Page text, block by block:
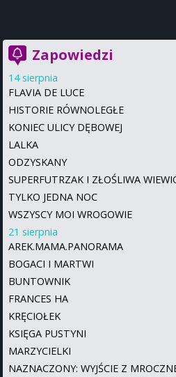
Zapowiedzi
14 sierpnia
FLAVIA DE LUCE
HISTORIE RÓWNOLEGŁE
KONIEC ULICY DĘBOWEJ
LALKA
ODZYSKANY
SUPERFUTRZAK I ZŁOŚLIWA
TYLKO JEDNA NOC
WSZYSCY MOI WROGOWIE
21 sierpnia
AREK.MAMA.PANORAMA
BOGACI I MARTWI
BUNTOWNIK
FRANCES HA
KRĘCIOŁEK
KSIĘGA PUSTYNI
MARZYCIELKI
NAZNACZONY: WYJŚCIE Z